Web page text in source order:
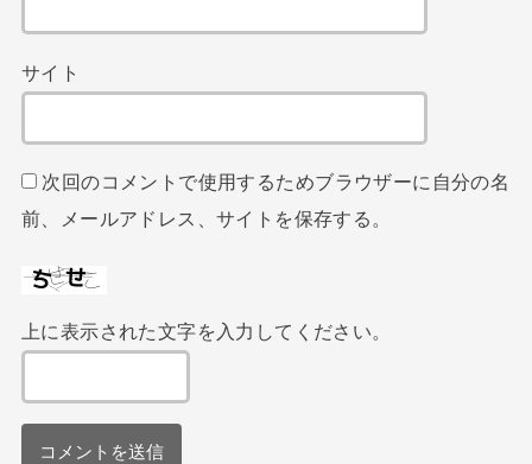
サイト
次回のコメントで使用するためブラウザーに自分の名
前、メールアドレス、サイトを保存する。
上に表示された文字を入力してください。